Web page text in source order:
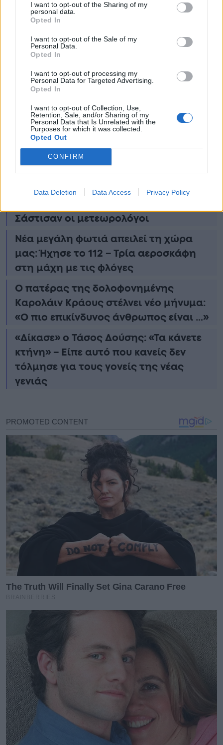
I want to opt-out of the Sharing of my
personal data.
Opted In
I want to opt-out of the Sale of my
Personal Data.
Opted In
I want to opt-out of processing my
Personal Data for Targeted Advertising.
Opted In
I want to opt-out of Collection, Use,
Retention, Sale, and/or Sharing of my
Personal Data that Is Unrelated with the
Purposes for which it was collected.
Opted Out
CONFIRM
Data Deletion Data Access Privacy Policy
Ειδήσεις σήμερα
Συναγερμός από Κολυδά για τον
Σάστισαν οι μετεωρολόγοι
Νέα μεγάλη φωτιά απειλεί τη χώρα
μας: Ήχησε το 112 – Τρία αεροσκάφη
στη μάχη με τις φλόγες
Ο πατέρας της δολοφονημένης
Καρολάιν Κράους στέλνει νέο μήνυμα:
«Ο πιο επικίνδυνος άνθρωπος είναι …»
«Δίκασε» ο Τάσος Δούσης: «Τα κάνετε
κτήνη» – Είπε αυτό που κανείς δεν
τόλμησε για τους γονείς της νέας
γενιάς